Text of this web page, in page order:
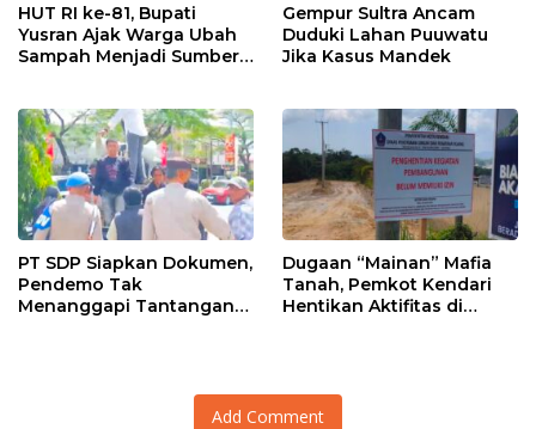
HUT RI ke-81, Bupati
Yusran Ajak Warga Ubah
Sampah Menjadi Sumber
Gempur Sultra Ancam
Duduki Lahan Puuwatu
Jika Kasus Mandek
PT SDP Siapkan Dokumen,
Pendemo Tak
Menanggapi Tantangan
Dugaan “Mainan” Mafia
Tanah, Pemkot Kendari
Hentikan Aktifitas di
Add Comment